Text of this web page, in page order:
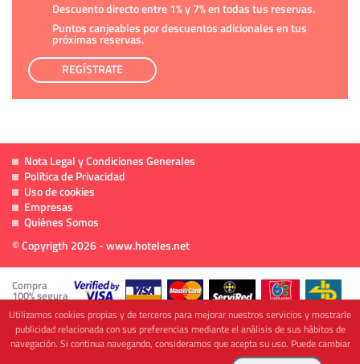
Descuento directo entre 1% y 7% en todas tus reservas.
Puntos canjeables por descuentos adicionales en tus
próximas reservas.
REGÍSTRATE
Nota Legal y Condiciones Generales
Política de Privacidad
Uso de cookies
Empresas
Quiénes Somos
© Copyrigth 2026 - www.hoteles.net
Compra
100% segura
Cofinanciado por
Utilizamos cookies propias y de terceros para mejorar nuestros servicios y mostrarle
publicidad relacionada con sus preferencias mediante el análisis de sus hábitos de
navegación. Si continua navegando, consideramos que acepta su uso. Puede cambiar